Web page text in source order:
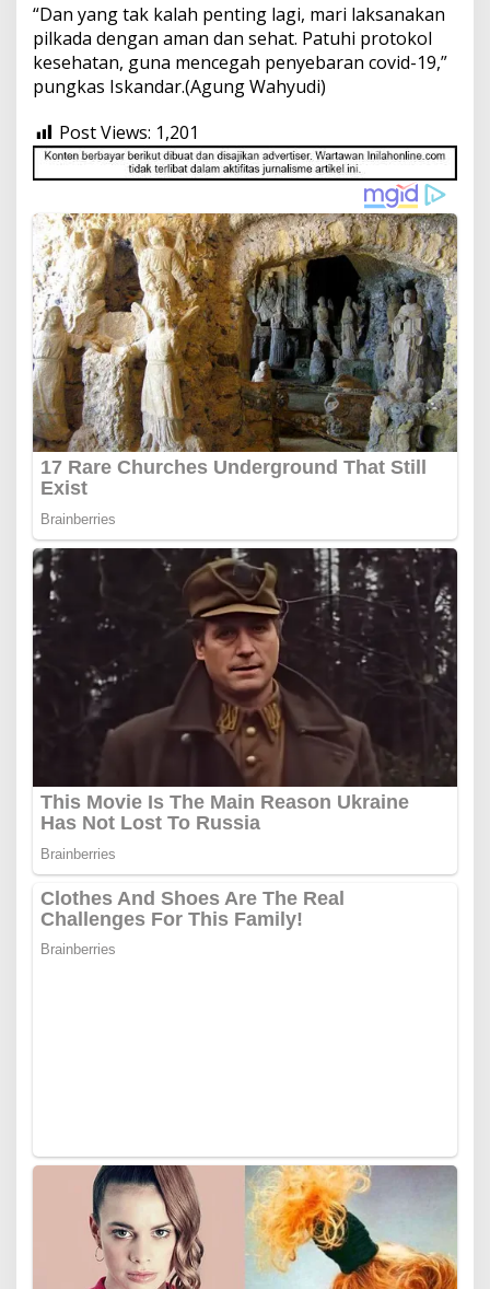
“Dan yang tak kalah penting lagi, mari laksanakan
pilkada dengan aman dan sehat. Patuhi protokol
kesehatan, guna mencegah penyebaran covid-19,”
pungkas Iskandar.(Agung Wahyudi)
Post Views: 1,201